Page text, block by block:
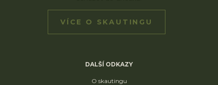
VÍCE O SKAUTINGU
DALŠÍ ODKAZY
O skautingu